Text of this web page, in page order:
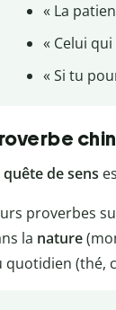
« La
« Celui
« Si tu
quête de sens
proverbes
la nature
quotidien (thé,